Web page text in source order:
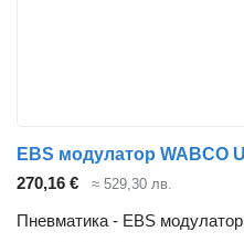
270,16 € ≈ 529,30 лв.
Пневматика - EBS модулатор